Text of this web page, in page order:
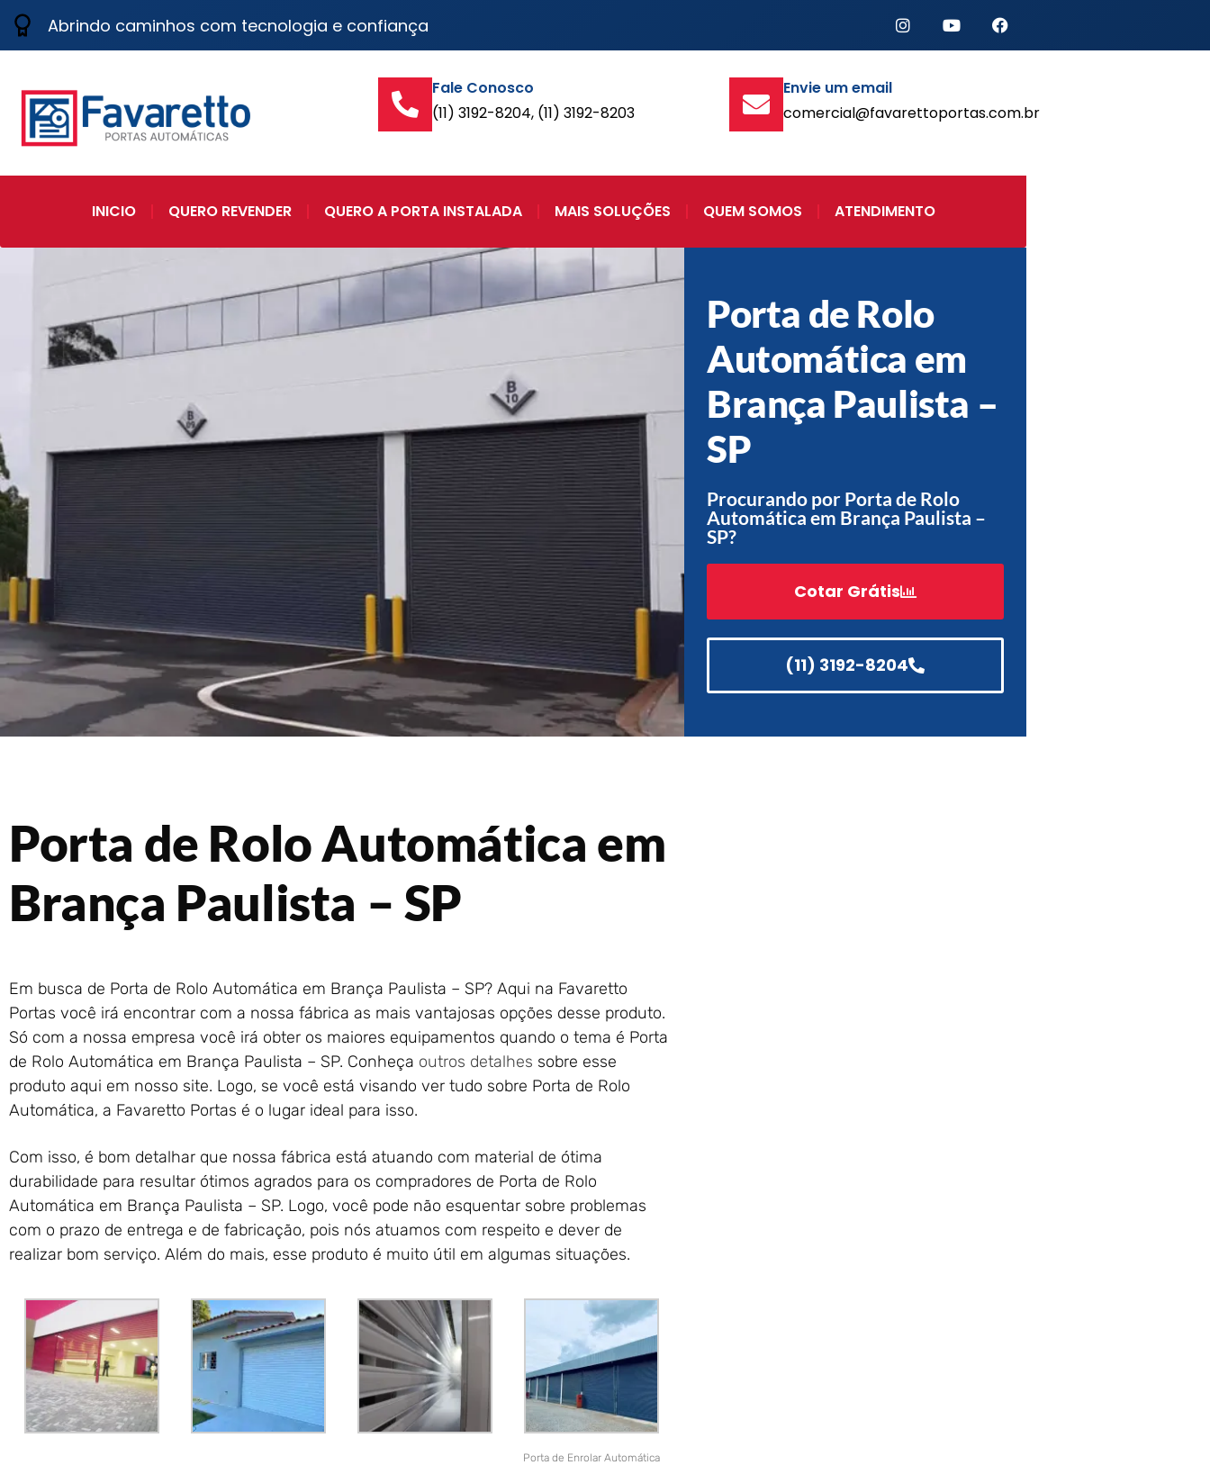
Abrindo caminhos com tecnologia e confiança
Fale Conosco
(11) 3192-8204, (11) 3192-8203
Envie um email
comercial@favarettoportas.com.br
INICIO QUERO REVENDER QUERO A PORTA INSTALADA MAIS SOLUÇÕES QUEM SOMOS ATENDIMENTO
Porta de Rolo
Automática em
Brança Paulista –
SP
Procurando por Porta de Rolo
Automática em Brança Paulista –
SP?
Cotar Grátis
(11) 3192-8204
Porta de Rolo Automática em
Brança Paulista – SP
Em busca de Porta de Rolo Automática em Brança Paulista – SP? Aqui na Favaretto
Portas você irá encontrar com a nossa fábrica as mais vantajosas opções desse produto.
Só com a nossa empresa você irá obter os maiores equipamentos quando o tema é Porta
de Rolo Automática em Brança Paulista – SP. Conheça outros detalhes sobre esse
produto aqui em nosso site. Logo, se você está visando ver tudo sobre Porta de Rolo
Automática, a Favaretto Portas é o lugar ideal para isso.
Com isso, é bom detalhar que nossa fábrica está atuando com material de ótima
durabilidade para resultar ótimos agrados para os compradores de Porta de Rolo
Automática em Brança Paulista – SP. Logo, você pode não esquentar sobre problemas
com o prazo de entrega e de fabricação, pois nós atuamos com respeito e dever de
realizar bom serviço. Além do mais, esse produto é muito útil em algumas situações.
Porta de Enrolar Automática